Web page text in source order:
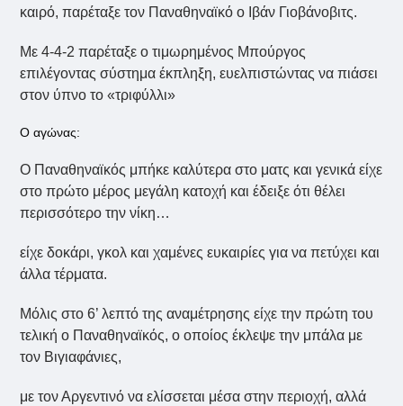
καιρό, παρέταξε τον Παναθηναϊκό ο Ιβάν Γιοβάνοβιτς.
Με 4-4-2 παρέταξε ο τιμωρημένος Μπούργος
επιλέγοντας σύστημα έκπληξη, ευελπιστώντας να πιάσει
στον ύπνο το «τριφύλλι»
Ο αγώνας:
Ο Παναθηναϊκός μπήκε καλύτερα στο ματς και γενικά είχε
στο πρώτο μέρος μεγάλη κατοχή και έδειξε ότι θέλει
περισσότερο την νίκη…
είχε δοκάρι, γκολ και χαμένες ευκαιρίες για να πετύχει και
άλλα τέρματα.
Μόλις στο 6’ λεπτό της αναμέτρησης είχε την πρώτη του
τελική ο Παναθηναϊκός, ο οποίος έκλεψε την μπάλα με
τον Βιγιαφάνιες,
με τον Αργεντινό να ελίσσεται μέσα στην περιοχή, αλλά